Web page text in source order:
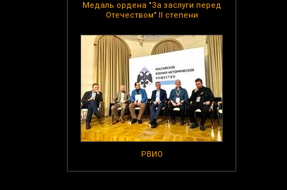
Медаль ордена "За заслуги перед
Отечеством" II степени
РВИО